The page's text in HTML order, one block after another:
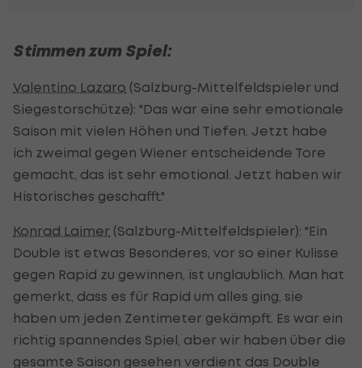
Stimmen zum Spiel:
Valentino Lazaro (Salzburg-Mittelfeldspieler und
Siegestorschütze): "Das war eine sehr emotionale
Saison mit vielen Höhen und Tiefen. Jetzt habe
ich zweimal gegen Wiener entscheidende Tore
gemacht, das ist sehr emotional. Jetzt haben wir
Historisches geschafft."
Konrad Laimer (Salzburg-Mittelfeldspieler): "Ein
Double ist etwas Besonderes, vor so einer Kulisse
gegen Rapid zu gewinnen, ist unglaublich. Man hat
gemerkt, dass es für Rapid um alles ging, sie
haben um jeden Zentimeter gekämpft. Es war ein
richtig spannendes Spiel, aber wir haben über die
gesamte Saison gesehen verdient das Double